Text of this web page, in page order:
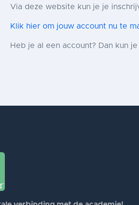
Via deze website kun je je
Klik hier om jouw account nu te
Heb je al een account? Dan kun